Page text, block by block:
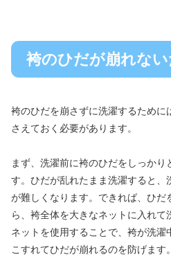
袴のひだが崩れな
袴のひだを崩さずに洗濯するために
さえておく必要があります。
まず、洗濯前に袴のひだをしっか
す。ひだが乱れたまま洗濯すると、
が難しくなります。できれば、ひだ
ら、袴全体を大きなネットに入れ
ネットを使用することで、袴が洗濯
こすれてひだが崩れるのを防げます。